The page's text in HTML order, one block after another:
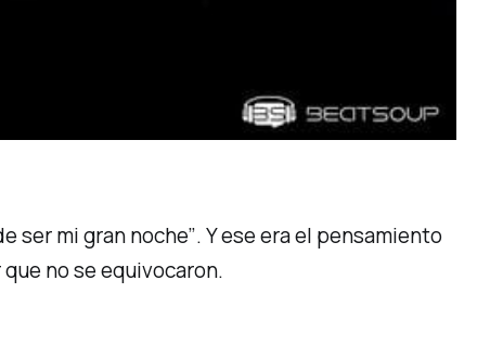
ser mi gran noche”. Y ese era el pensamiento
no se equivocaron.